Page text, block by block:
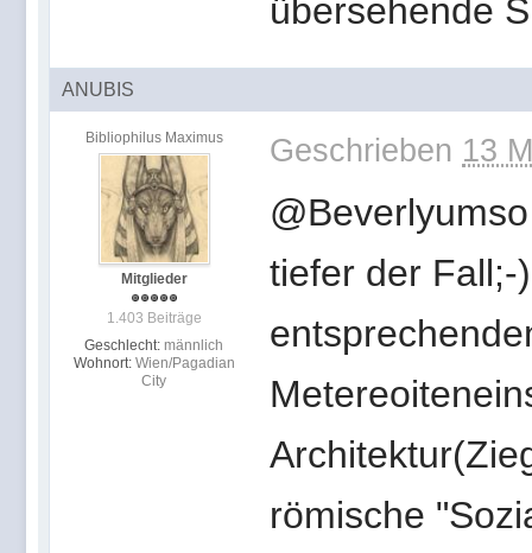
übersehende
ANUBIS
Bibliophilus Maximus
Mitglieder
1.403 Beiträge
Geschlecht: männlich
Wohnort: Wien/Pagadian
City
Geschrieben 13
tiefer der Fall;-
römische